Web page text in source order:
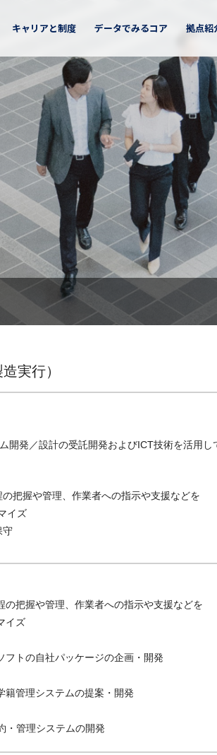
未来社会ソリューション
公共
医療
エネルギー
業技術ソリューション
事業
宇宙テック
IoT・ロボティクス
ソーシャルメディア
製造業務
キャリアと制度
ャリアパス
教育プログラム
データでみるコア 拠点紹
海道地区
東関東地区
部地区
関西地区
中四国地区
九州地区
キャリア採用
集要項
考の流れ
インターンシップ
ナビ2028
実行）
開発／設計の受託開発およびICT技術を活用し
把握や管理、作業者への指示や支援などを
イズ
守
把握や管理、作業者への指示や支援などを
イズ
トの自社パッケージの企画・開発
管理システムの提案・開発
管理システムの開発